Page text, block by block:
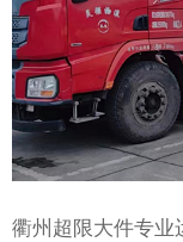
衢州超限大件专业